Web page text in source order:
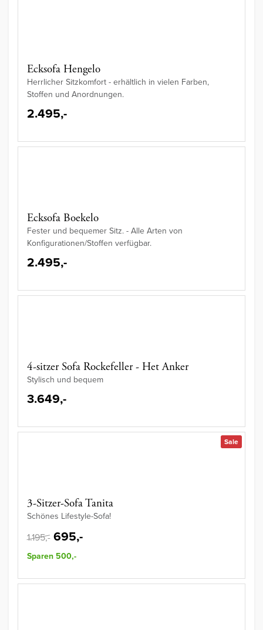
Ecksofa Hengelo
Herrlicher Sitzkomfort - erhältlich in vielen Farben,
Stoffen und Anordnungen.
2.495,-
Ecksofa Boekelo
Fester und bequemer Sitz. - Alle Arten von
Konfigurationen/Stoffen verfügbar.
2.495,-
4-sitzer Sofa Rockefeller - Het Anker
Stylisch und bequem
3.649,-
Sale
3-Sitzer-Sofa Tanita
Schönes Lifestyle-Sofa!
1.195,- 695,-
Sparen 500,-